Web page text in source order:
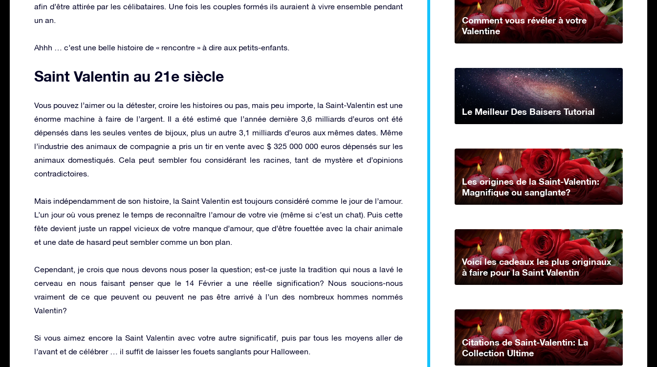
afin d’être attirée par les célibataires. Une fois les couples formés ils auraient à vivre ensemble pendant
un an.
Ahhh … c’est une belle histoire de « rencontre » à dire aux petits-enfants.
Saint Valentin au 21e siècle
Vous pouvez l’aimer ou la détester, croire les histoires ou pas, mais peu importe, la Saint-Valentin est une
énorme machine à faire de l’argent. Il a été estimé que l’année dernière 3,6 milliards d’euros ont été
dépensés dans les seules ventes de bijoux, plus un autre 3,1 milliards d’euros aux mêmes dates. Même
l’industrie des animaux de compagnie a pris un tir en vente avec $ 325 000 000 euros dépensés sur les
animaux domestiqués. Cela peut sembler fou considérant les racines, tant de mystère et d’opinions
contradictoires.
Mais indépendamment de son histoire, la Saint Valentin est toujours considéré comme le jour de l’amour.
L’un jour où vous prenez le temps de reconnaître l’amour de votre vie (même si c’est un chat). Puis cette
fête devient juste un rappel vicieux de votre manque d’amour, que d’être fouettée avec la chair animale
et une date de hasard peut sembler comme un bon plan.
Cependant, je crois que nous devons nous poser la question; est-ce juste la tradition qui nous a lavé le
cerveau en nous faisant penser que le 14 Février a une réelle signification? Nous soucions-nous
vraiment de ce que peuvent ou peuvent ne pas être arrivé à l’un des nombreux hommes nommés
Valentin?
Si vous aimez encore la Saint Valentin avec votre autre significatif, puis par tous les moyens aller de
l’avant et de célébrer … il suffit de laisser les fouets sanglants pour Halloween.
Comment vous révéler à votre
Valentine
Le Meilleur Des Baisers Tutorial
Les origines de la Saint-Valentin:
Magnifique ou sanglante?
Voici les cadeaux les plus originaux
à faire pour la Saint Valentin
Citations de Saint-Valentin: La
Collection Ultime